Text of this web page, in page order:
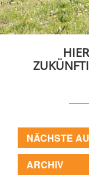
NÄCHSTE
ARCHIV